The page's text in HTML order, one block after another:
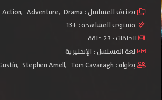
تصنيف المسلسل : Action, Adventure, Drama
مستوي المشاهدة : +13
الحلقات : 23 حلقة
لغة المسلسل : الإنجليزية
بطولة :
, Stephen Amell, Tom Cavanagh